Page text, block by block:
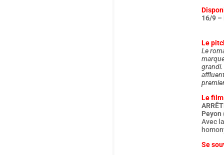
16/9 –
Le
Le
grandi.
Le
Peyon
Avec
Se